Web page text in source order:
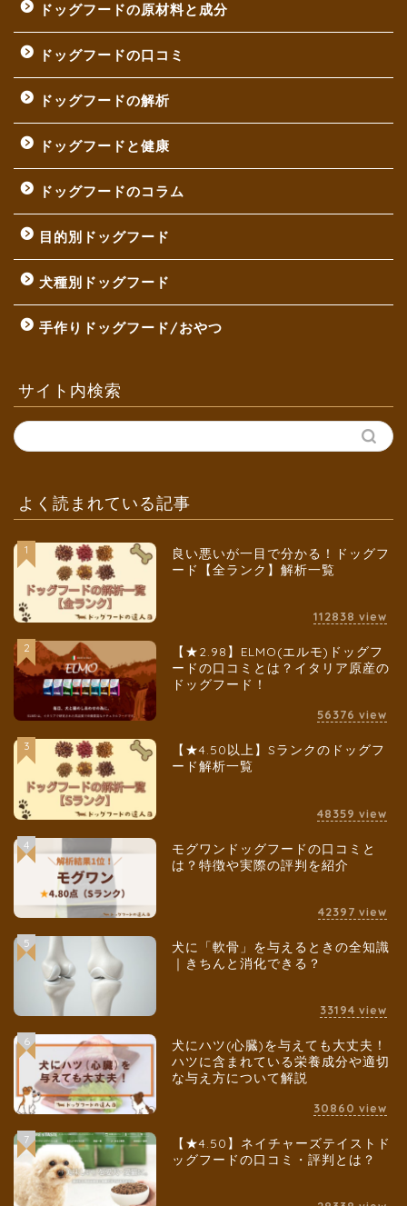
ドッグフードの原材料と成分
ドッグフードの口コミ
ドッグフードの解析
ドッグフードと健康
ドッグフードのコラム
目的別ドッグフード
犬種別ドッグフード
手作りドッグフード/おやつ
サイト内検索
よく読まれている記事
1
良い悪いが一目で分かる！ドッグフ
ード【全ランク】解析一覧
112838 view
2
【★2.98】ELMO(エルモ)ドッグフ
ードの口コミとは？イタリア原産の
ドッグフード！
56376 view
3
【★4.50以上】Sランクのドッグフ
ード解析一覧
48359 view
4
モグワンドッグフードの口コミと
は？特徴や実際の評判を紹介
42397 view
5
犬に「軟骨」を与えるときの全知識
｜きちんと消化できる？
33194 view
6
犬にハツ(心臓)を与えても大丈夫！
ハツに含まれている栄養成分や適切
な与え方について解説
30860 view
7
【★4.50】ネイチャーズテイストド
ッグフードの口コミ・評判とは？